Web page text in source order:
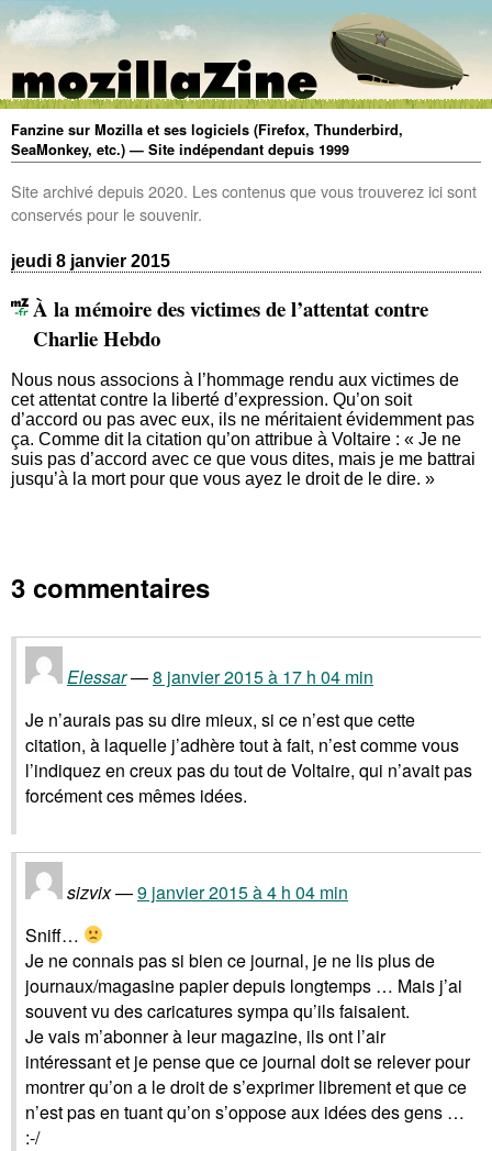
Fanzine sur Mozilla et ses logiciels (Firefox, Thunderbird,
SeaMonkey, etc.) — Site indépendant depuis 1999
Site archivé depuis 2020. Les contenus que vous trouverez ici sont
conservés pour le souvenir.
jeudi 8 janvier 2015
À la mémoire des victimes de l’attentat contre
Charlie Hebdo
Nous nous associons à l’hommage rendu aux victimes de
cet attentat contre la liberté d’expression. Qu’on soit
d’accord ou pas avec eux, ils ne méritaient évidemment pas
ça. Comme dit la citation qu’on attribue à Voltaire : « Je ne
suis pas d’accord avec ce que vous dites, mais je me battrai
jusqu’à la mort pour que vous ayez le droit de le dire. »
3 commentaires
Elessar
8 janvier 2015 à 17 h 04 min
Je n’aurais pas su dire mieux, si ce n’est que cette
citation, à laquelle j’adhère tout à fait, n’est comme vous
l’indiquez en creux pas du tout de Voltaire, qui n’avait pas
forcément ces mêmes idées.
sizvix
9 janvier 2015 à 4 h 04 min
Sniff…
Je ne connais pas si bien ce journal, je ne lis plus de
journaux/magasine papier depuis longtemps … Mais j’ai
souvent vu des caricatures sympa qu’ils faisaient.
Je vais m’abonner à leur magazine, ils ont l’air
intéressant et je pense que ce journal doit se relever pour
montrer qu’on a le droit de s’exprimer librement et que ce
n’est pas en tuant qu’on s’oppose aux idées des gens …
:-/